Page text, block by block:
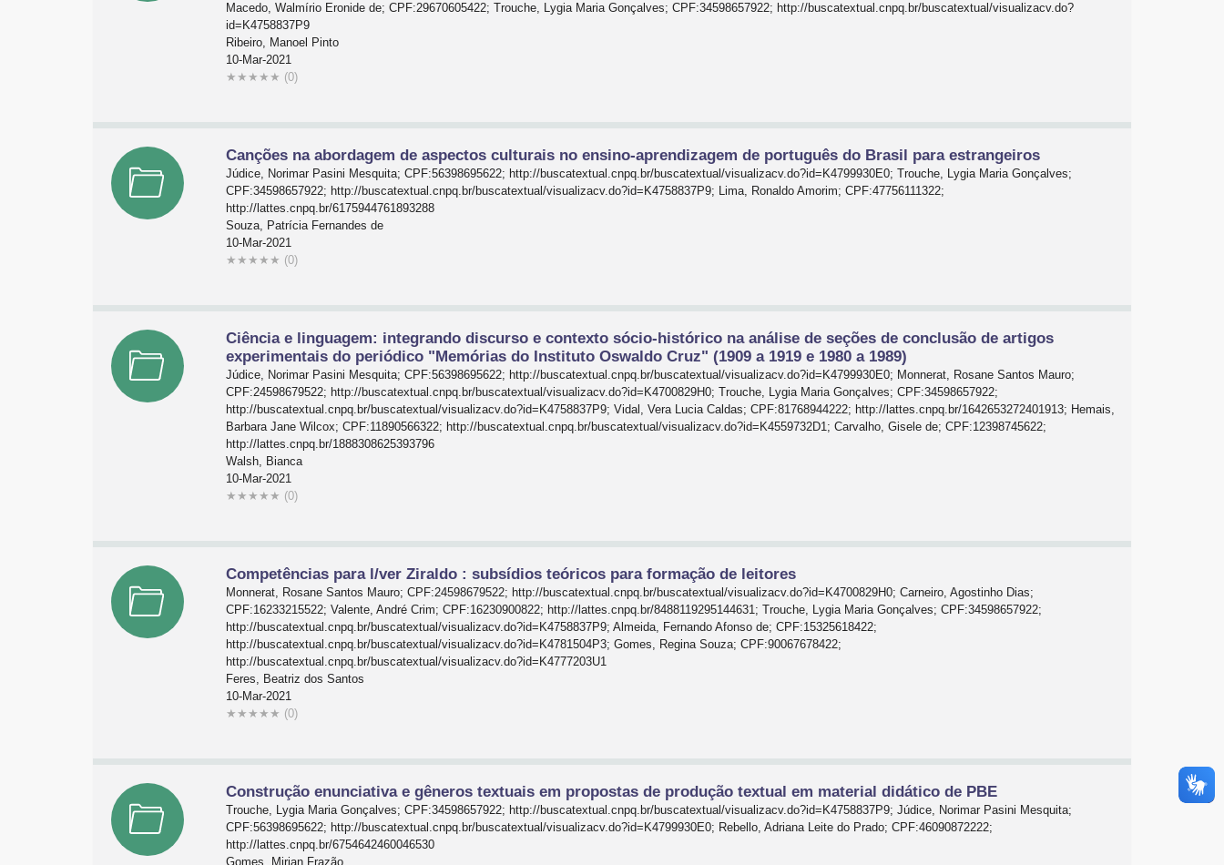
Macedo, Walmírio Eronide de; CPF:29670605422; Trouche, Lygia Maria Gonçalves; CPF:34598657922; http://buscatextual.cnpq.br/buscatextual/visualizacv.do?
id=K4758837P9
Ribeiro, Manoel Pinto
10-Mar-2021
★ ★ ★ ★ ★ (0)
Canções na abordagem de aspectos culturais no ensino-aprendizagem de português do Brasil para estrangeiros
Júdice, Norimar Pasini Mesquita; CPF:56398695622; http://buscatextual.cnpq.br/buscatextual/visualizacv.do?id=K4799930E0; Trouche, Lygia Maria Gonçalves;
CPF:34598657922; http://buscatextual.cnpq.br/buscatextual/visualizacv.do?id=K4758837P9; Lima, Ronaldo Amorim; CPF:47756111322;
http://lattes.cnpq.br/6175944761893288
Souza, Patrícia Fernandes de
10-Mar-2021
★ ★ ★ ★ ★ (0)
Ciência e linguagem: integrando discurso e contexto sócio-histórico na análise de seções de conclusão de artigos
experimentais do periódico "Memórias do Instituto Oswaldo Cruz" (1909 a 1919 e 1980 a 1989)
Júdice, Norimar Pasini Mesquita; CPF:56398695622; http://buscatextual.cnpq.br/buscatextual/visualizacv.do?id=K4799930E0; Monnerat, Rosane Santos Mauro;
CPF:24598679522; http://buscatextual.cnpq.br/buscatextual/visualizacv.do?id=K4700829H0; Trouche, Lygia Maria Gonçalves; CPF:34598657922;
http://buscatextual.cnpq.br/buscatextual/visualizacv.do?id=K4758837P9; Vidal, Vera Lucia Caldas; CPF:81768944222; http://lattes.cnpq.br/1642653272401913; Hemais,
Barbara Jane Wilcox; CPF:11890566322; http://buscatextual.cnpq.br/buscatextual/visualizacv.do?id=K4559732D1; Carvalho, Gisele de; CPF:12398745622;
http://lattes.cnpq.br/1888308625393796
Walsh, Bianca
10-Mar-2021
★ ★ ★ ★ ★ (0)
Competências para l/ver Ziraldo : subsídios teóricos para formação de leitores
Monnerat, Rosane Santos Mauro; CPF:24598679522; http://buscatextual.cnpq.br/buscatextual/visualizacv.do?id=K4700829H0; Carneiro, Agostinho Dias;
CPF:16233215522; Valente, André Crim; CPF:16230900822; http://lattes.cnpq.br/8488119295144631; Trouche, Lygia Maria Gonçalves; CPF:34598657922;
http://buscatextual.cnpq.br/buscatextual/visualizacv.do?id=K4758837P9; Almeida, Fernando Afonso de; CPF:15325618422;
http://buscatextual.cnpq.br/buscatextual/visualizacv.do?id=K4781504P3; Gomes, Regina Souza; CPF:90067678422;
http://buscatextual.cnpq.br/buscatextual/visualizacv.do?id=K4777203U1
Feres, Beatriz dos Santos
10-Mar-2021
★ ★ ★ ★ ★ (0)
Construção enunciativa e gêneros textuais em propostas de produção textual em material didático de PBE
Trouche, Lygia Maria Gonçalves; CPF:34598657922; http://buscatextual.cnpq.br/buscatextual/visualizacv.do?id=K4758837P9; Júdice, Norimar Pasini Mesquita;
CPF:56398695622; http://buscatextual.cnpq.br/buscatextual/visualizacv.do?id=K4799930E0; Rebello, Adriana Leite do Prado; CPF:46090872222;
http://lattes.cnpq.br/6754642460046530
Gomes, Mirian Frazão